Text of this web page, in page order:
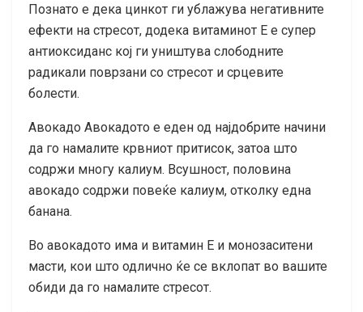
Познато е дека цинкот ги ублажува негативните
ефекти на стресот, додека витаминот Е е супер
антиоксиданс кој ги уништува слободните
радикали поврзани со стресот и срцевите
болести.
Авокадо Авокадото е еден од најдобрите начини
да го намалите крвниот притисок, затоа што
содржи многу калиум. Всушност, половина
авокадо содржи повеќе калиум, отколку една
банана.
Во авокадото има и витамин Е и монозаситени
масти, кои што одлично ќе се вклопат во вашите
обиди да го намалите стресот.